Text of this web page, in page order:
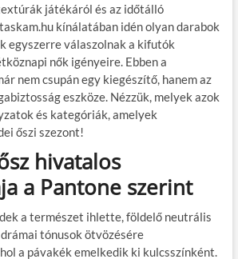
játékáról és az időtálló
kínálatában idén olyan darabok
egyszerre válaszolnak a kifutók
nők igényeire. Ebben a
nem csupán egy kiegészítő, hanem az
eszköze. Nézzük, melyek azok
és kategóriák, amelyek
őszi szezont!
hivatalos
a Pantone szerint
a természet ihlette, földelő neutrális
tónusok ötvözésére
a pávakék emelkedik ki kulcsszínként.